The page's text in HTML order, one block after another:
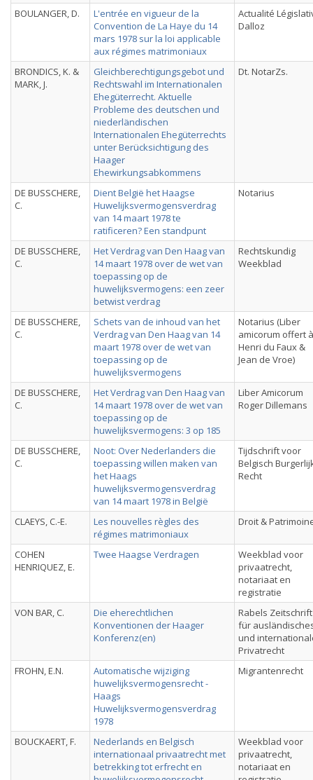
BOULANGER, D.
L'entrée en vigueur de la
Convention de La Haye du 14
mars 1978 sur la loi applicable
aux régimes matrimoniaux
Actualité
Dalloz
BRONDICS, K. &
MARK, J.
Gleichberechtigungsgebot und
Rechtswahl im Internationalen
Ehegüterrecht. Aktuelle
Probleme des deutschen und
niederländischen
Internationalen Ehegüterrechts
unter Berücksichtigung des
Haager
Ehewirkungsabkommens
Dt. NotarZs.
DE BUSSCHERE,
C.
Dient België het Haagse
Huwelijksvermogensverdrag
van 14 maart 1978 te
ratificeren? Een standpunt
Notarius
DE BUSSCHERE,
C.
Het Verdrag van Den Haag van
14 maart 1978 over de wet van
toepassing op de
huwelijksvermogens: een zeer
betwist verdrag
Rechtskundig
Weekblad
DE BUSSCHERE,
C.
Schets van de inhoud van het
Verdrag van Den Haag van 14
maart 1978 over de wet van
toepassing op de
huwelijksvermogens
Notarius (Liber
amicorum offert à
Henri du Faux &
Jean de Vroe)
DE BUSSCHERE,
C.
Het Verdrag van Den Haag van
14 maart 1978 over de wet van
toepassing op de
huwelijksvermogens: 3 op 185
Liber Amicorum
Roger Dillemans
DE BUSSCHERE,
C.
Noot: Over Nederlanders die
toepassing willen maken van
het Haags
huwelijksvermogensverdrag
van 14 maart 1978 in België
Tijdschrift voor
Belgisch
Recht
CLAEYS, C.-E.
Les nouvelles règles des
régimes matrimoniaux
Droit &
COHEN
HENRIQUEZ, E.
Twee Haagse Verdragen
Weekblad voor
privaatrecht,
notariaat en
registratie
VON BAR, C.
Die eherechtlichen
Konventionen der Haager
Konferenz(en)
Rabels Zeitschrift
für
und
Privatrecht
FROHN, E.N.
Automatische wijziging
huwelijksvermogensrecht -
Haags
Huwelijksvermogensverdrag
1978
Migrantenrecht
BOUCKAERT, F.
Nederlands en Belgisch
internationaal privaatrecht met
betrekking tot erfrecht en
Weekblad voor
privaatrecht,
notariaat en